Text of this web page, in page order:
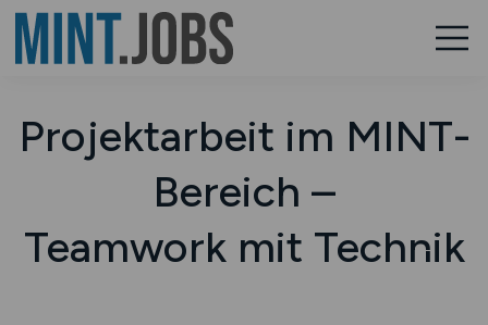
Projektarbeit im MINT-
Bereich –
Teamwork mit Technik